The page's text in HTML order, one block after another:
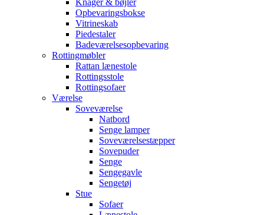
Knager & bøjler
Opbevaringsbokse
Vitrineskab
Piedestaler
Badeværelsesopbevaring
Rottingmøbler
Rattan lænestole
Rottingsstole
Rottingsofaer
Værelse
Soveværelse
Natbord
Senge lamper
Soveværelsestæpper
Sovepuder
Senge
Sengegavle
Sengetøj
Stue
Sofaer